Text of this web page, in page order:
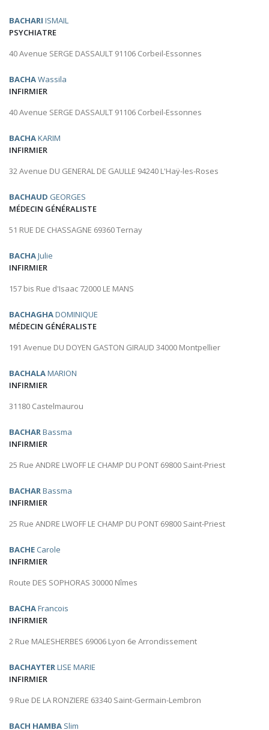
BACHARI ISMAIL
PSYCHIATRE
40 Avenue SERGE DASSAULT 91106 Corbeil-Essonnes
BACHAWassila
INFIRMIER
40 Avenue SERGE DASSAULT 91106 Corbeil-Essonnes
BACHAKARIM
INFIRMIER
32 Avenue DU GENERAL DE GAULLE 94240 L'Haÿ-les-Roses
BACHAUD GEORGES
MÉDECIN GÉNÉRALISTE
51 RUE DE CHASSAGNE 69360 Ternay
BACHAJulie
INFIRMIER
157 bis Rue d'Isaac 72000 LE MANS
BACHAGHADOMINIQUE
MÉDECIN GÉNÉRALISTE
191 Avenue DU DOYEN GASTON GIRAUD 34000 Montpellier
BACHALAMARION
INFIRMIER
31180 Castelmaurou
BACHARBassma
INFIRMIER
25 Rue ANDRE LWOFF LE CHAMP DU PONT 69800 Saint-Priest
BACHARBassma
INFIRMIER
25 Rue ANDRE LWOFF LE CHAMP DU PONT 69800 Saint-Priest
BACHE Carole
INFIRMIER
Route DES SOPHORAS 30000 Nîmes
BACHAFrancois
INFIRMIER
2 Rue MALESHERBES 69006 Lyon 6e Arrondissement
BACHAYTERLISE MARIE
INFIRMIER
9 Rue DE LA RONZIERE 63340 Saint-Germain-Lembron
BACH HAMBA Slim